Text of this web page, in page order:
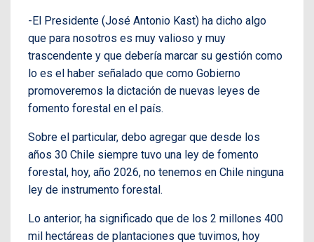
-El Presidente (José Antonio Kast) ha dicho algo
que para nosotros es muy valioso y muy
trascendente y que debería marcar su gestión como
lo es el haber señalado que como Gobierno
promoveremos la dictación de nuevas leyes de
fomento forestal en el país.
Sobre el particular, debo agregar que desde los
años 30 Chile siempre tuvo una ley de fomento
forestal, hoy, año 2026, no tenemos en Chile ninguna
ley de instrumento forestal.
Lo anterior, ha significado que de los 2 millones 400
mil hectáreas de plantaciones que tuvimos, hoy